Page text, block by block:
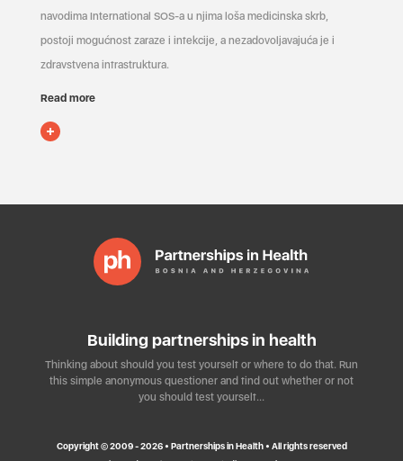
navodima International SOS-a u njima loša medicinska skrb,
postoji mogućnost zaraze i infekcije, a nezadovoljavajuća je i
zdravstvena infrastruktura.
Read more
Building partnerships in health
Thinking about should you test yourself or where to do that. Run
this simple anonymous questioner and find out whether or not
you should test yourself…
Copyright © 2009 - 2026 • Partnerships in Health • All rights reserved